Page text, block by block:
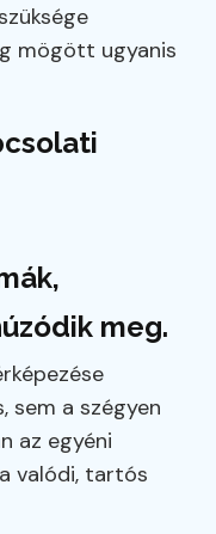
mögött ugyanis
meg.
sem a szégyen
az egyéni
valódi, tartós